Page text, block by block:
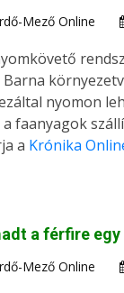
Mező Online
nyomon
faanyagok
a Krónika
a férfire egy
Mező Online